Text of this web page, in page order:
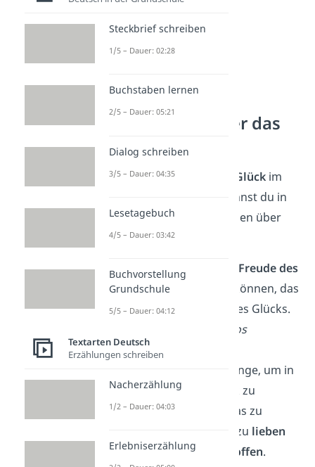
Weisheiten über das
Glück
Wie findest du wahres Glück im
Leben? Die Antwort kannst du in
diesen Weisheitssprüchen über
das Glück finden:
Seine Freude in der Freude des
anderen
finden zu können, das
ist das Geheimnis des Glücks.
— Georges Bernanos
Die wesentlichen Dinge, um in
diesem Leben Glück zu
erlangen, sind: etwas zu
, etwas zu lieben
und auf etwas zu
hoffen.
Steckbrief schreiben
1/5 – Dauer: 02:28
Buchstaben lernen
2/5 – Dauer: 05:21
Dialog schreiben
3/5 – Dauer: 04:35
Lesetagebuch
4/5 – Dauer: 03:42
Buchvorstellung
Grundschule
5/5 – Dauer: 04:12
Textarten Deutsch
Erzählungen schreiben
Nacherzählung
1/2 – Dauer: 04:03
Erlebniserzählung